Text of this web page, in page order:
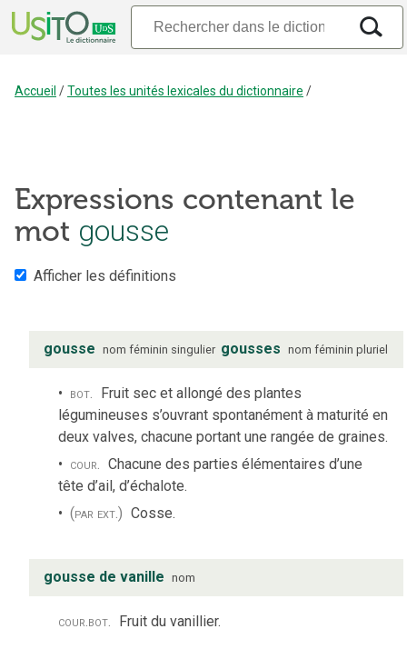
Accueil /Toutes les unités lexicales du dictionnaire /
Expressions contenant le
mot gousse
Afficher les définitions
gousse nom féminin singulier gousses nom féminin pluriel
bot. Fruit sec et allongé des plantes
légumineuses s’ouvrant spontanément à maturité en
deux valves, chacune portant une rangée de graines.
cour. Chacune des parties élémentaires d’une
tête d’ail, d’échalote.
(par ext.) Cosse.
gousse de vanille nom
cour.bot. Fruit du vanillier.